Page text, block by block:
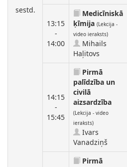
sestd.
13:15
-
14:00
Medicīniskā
ķīmija (Lekcija -
video ieraksts)
Mihails
Haļitovs
14:15
-
15:45
Pirmā
palīdzība un
civilā
aizsardzība
(Lekcija - video
ieraksts)
Ivars
Vanadziņš
Pirmā